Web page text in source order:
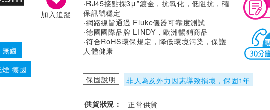
加入追蹤
鹵
德國
‧RJ45接點採3μ”鍍金，抗氧化，低阻抗，確
保訊號穩定
‧網路線皆通過 Fluke儀器可靠度測試
‧德國國際品牌 LINDY，歐洲暢銷商品
‧符合RoHS環保規定，降低環境污染，保護
人體健康
保固說明 非人為及外力因素導致損壞 , 保固1年
供貨狀況： 正常供貨